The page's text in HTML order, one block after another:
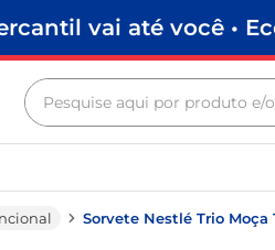
vai até você •
Pesquise aqui por produto
Sorvete Nestlé Trio Moça
frango